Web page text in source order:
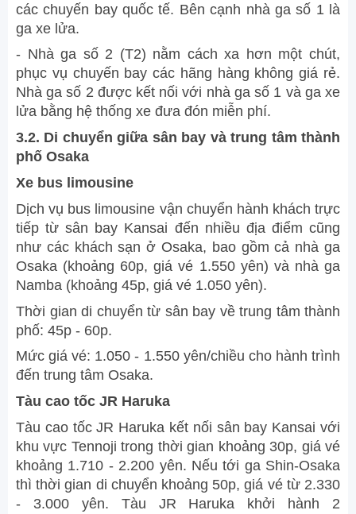
các chuyến bay quốc tế. Bên cạnh nhà ga số 1 là
ga xe lửa.
- Nhà ga số 2 (T2) nằm cách xa hơn một chút,
phục vụ chuyến bay các hãng hàng không giá rẻ.
Nhà ga số 2 được kết nối với nhà ga số 1 và ga xe
lửa bằng hệ thống xe đưa đón miễn phí.
3.2. Di chuyển giữa sân bay và trung tâm thành
phố Osaka
Xe bus limousine
Dịch vụ bus limousine vận chuyển hành khách trực
tiếp từ sân bay Kansai đến nhiều địa điểm cũng
như các khách sạn ở Osaka, bao gồm cả nhà ga
Osaka (khoảng 60p, giá vé 1.550 yên) và nhà ga
Namba (khoảng 45p, giá vé 1.050 yên).
Thời gian di chuyển từ sân bay về trung tâm thành
phố: 45p - 60p.
Mức giá vé: 1.050 - 1.550 yên/chiều cho hành trình
đến trung tâm Osaka.
Tàu cao tốc JR Haruka
Tàu cao tốc JR Haruka kết nối sân bay Kansai với
khu vực Tennoji trong thời gian khoảng 30p, giá vé
khoảng 1.710 - 2.200 yên. Nếu tới ga Shin-Osaka
thì thời gian di chuyển khoảng 50p, giá vé từ 2.330
- 3.000 yên. Tàu JR Haruka khởi hành 2